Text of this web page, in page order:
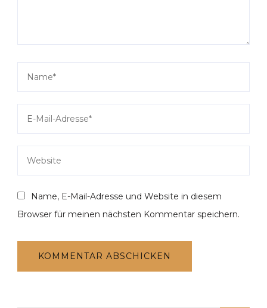
Name, E-Mail-Adresse und Website in diesem
Browser für meinen nächsten Kommentar speichern.